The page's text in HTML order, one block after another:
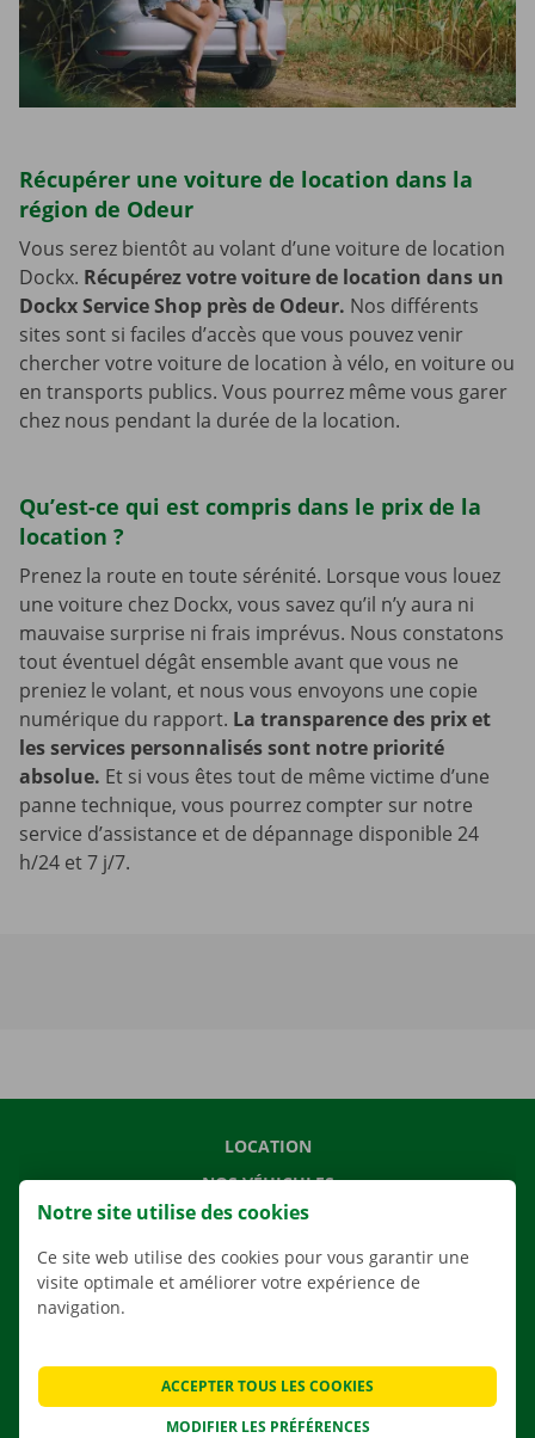
Récupérer une voiture de location dans la
région de Odeur
Vous serez bientôt au volant d’une voiture de location
Dockx. Récupérez votre voiture de location dans un
Dockx Service Shop près de Odeur. Nos différents
sites sont si faciles d’accès que vous pouvez venir
chercher votre voiture de location à vélo, en voiture ou
en transports publics. Vous pourrez même vous garer
chez nous pendant la durée de la location.
Qu’est-ce qui est compris dans le prix de la
location ?
Prenez la route en toute sérénité. Lorsque vous louez
une voiture chez Dockx, vous savez qu’il n’y aura ni
mauvaise surprise ni frais imprévus. Nous constatons
tout éventuel dégât ensemble avant que vous ne
preniez le volant, et nous vous envoyons une copie
numérique du rapport. La transparence des prix et
les services personnalisés sont notre priorité
absolue. Et si vous êtes tout de même victime d’une
panne technique, vous pourrez compter sur notre
service d’assistance et de dépannage disponible 24
h/24 et 7 j/7.
LOCATION
NOS VÉHICULES
NOS SERVICES
AGENCES
APPLI
Notre site utilise des cookies
Ce site web utilise des cookies pour vous garantir une
visite optimale et améliorer votre expérience de
navigation.
MODIFIER LES PRÉFÉRENCES
ACCEPTER TOUS LES COOKIES